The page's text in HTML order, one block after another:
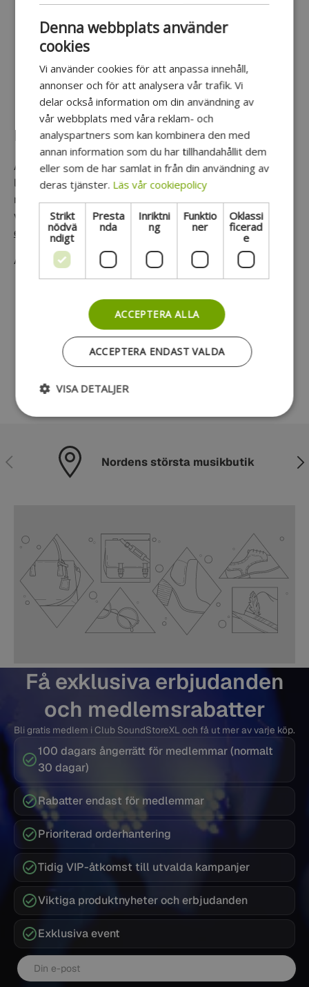
Ljuseffekten kör automatiska program tills den
registrerar musik, då följer den musiken.
Känsligheten kan kontrolleras.
Låg strömförbrukning.
Boost RGB Astro ljuseffekt
ASTRO RGB från Boost är en ny generation LED-
ljuseffekter i ett starkt plasthölje. Astro1 är utrustad
med 81 linser som projicerar färgglada mönster på
väggarna och i taket, och ger en
diskokuleliknande
effekt
Använder strömförsörjning.
Kundrecensioner
Föregående Nordens största musikbutik
Få exklusiva erbjudanden
och medlemsrabatter
Bli gratis medlem i Club SoundStoreXL och få ut mer av varje köp.
100 dagars ångerrätt för medlemmar (normalt
30 dagar)
Rabatter endast för medlemmar
Prioriterad orderhantering
Tidig VIP-åtkomst till utvalda kampanjer
Viktiga produktnyheter och erbjudanden
Exklusiva event
E-post
Denna webbplats använder
cookies
Vi använder cookies för att anpassa innehåll,
annonser och för att analysera vår trafik. Vi
delar också information om din användning av
vår webbplats med våra reklam- och
analyspartners som kan kombinera den med
annan information som du har tillhandahållit dem
eller som de har samlat in från din användning av
deras tjänster. Läs vår cookiepolicy
Strikt
nödvä
ndigt
Presta
nda
Inriktni
ng
Funktio
ner
Oklassi
ficerad
e
ACCEPTERA ALLA
ACCEPTERA ENDAST VALDA
VISA DETALJER